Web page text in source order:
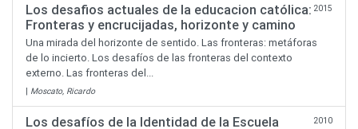
Los desafios actuales de la educacion católica:
Fronteras y encrucijadas, horizonte y camino
2015
Una mirada del horizonte de sentido. Las fronteras: metáforas
de lo incierto. Los desafíos de las fronteras del contexto
externo. Las fronteras del...
| Moscato, Ricardo
Los desafíos de la Identidad de la Escuela
2010